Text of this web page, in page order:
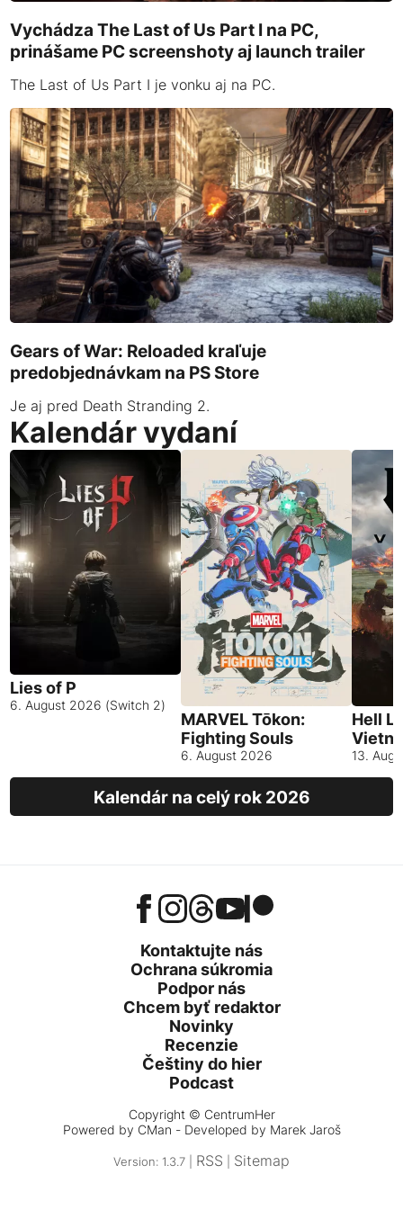
Vychádza The Last of Us Part I na PC,
prinášame PC screenshoty aj launch trailer
The Last of Us Part I je vonku aj na PC.
Gears of War: Reloaded kraľuje
predobjednávkam na PS Store
Je aj pred Death Stranding 2.
Kalendár vydaní
Lies of P
6. August 2026 (Switch 2)
MARVEL Tōkon:
Fighting Souls
6. August 2026
Hell
13.
Kalendár na celý rok 2026
Kontaktujte nás
Ochrana súkromia
Podpor nás
Chcem byť redaktor
Novinky
Recenzie
Češtiny do hier
Podcast
Copyright © CentrumHer
Powered by CMan - Developed by Marek Jaroš
Version: 1.3.7 | RSS Sitemap